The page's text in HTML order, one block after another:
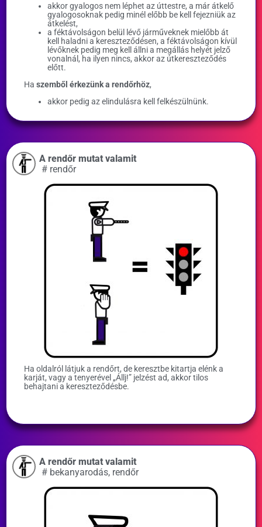
akkor gyalogos nem léphet az úttestre, a már átkelő
gyalogosoknak pedig minél előbb be kell fejezniük az
átkelést,
a féktávolságon belül lévő járműveknek mielőbb át
kell haladni a kereszteződésen, a féktávolságon kívül
lévőknek pedig meg kell állni a megállás helyét jelző
vonalnál, ha ilyen nincs, akkor az útkereszteződés
előtt.
Ha szemből érkezünk a rendőrhöz,
akkor pedig az elindulásra kell felkészülnünk.
A rendőr mutat valamit
# rendőr
Ha oldalról látjuk a rendőrt, de keresztbe kitartja elénk a
karját, vagy a tenyerével „Állj!” jelzést ad, akkor tilos
behajtani a kereszteződésbe.
A rendőr mutat valamit
# bekanyarodás, rendőr